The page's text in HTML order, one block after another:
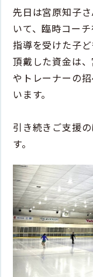
先日は宮原知子
いて、臨時コー
指導を受けた子
頂戴した資金は
やトレーナーの
います。
引き続きご支援
す。